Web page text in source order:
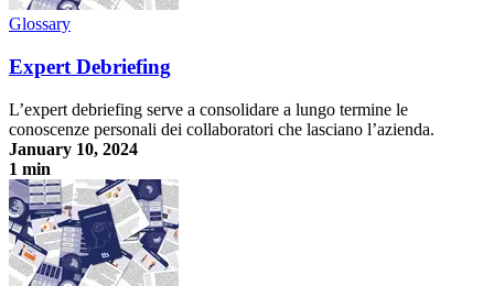
Glossary
Expert Debriefing
L’expert debriefing serve a consolidare a lungo termine le
conoscenze personali dei collaboratori che lasciano l’azienda.
January 10, 2024
1 min
Expert Debriefing